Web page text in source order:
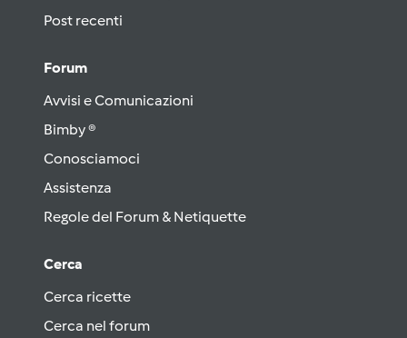
Post recenti
Forum
Avvisi e Comunicazioni
Bimby ®
Conosciamoci
Assistenza
Regole del Forum & Netiquette
Cerca
Cerca ricette
Cerca nel forum